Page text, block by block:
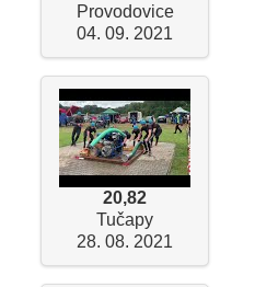
Provodovice
04. 09. 2021
20,82
Tučapy
28. 08. 2021